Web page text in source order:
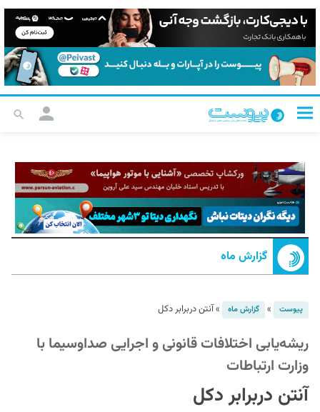
گزارش ماه
پیوست » گزارش ماه »آنتن دربرابر دکل
ریشه‌یابی اختلافات قانونی و اجرایی صدا‌وسیما با
وزارت ارتباطات
آنتن دربرابر دکل